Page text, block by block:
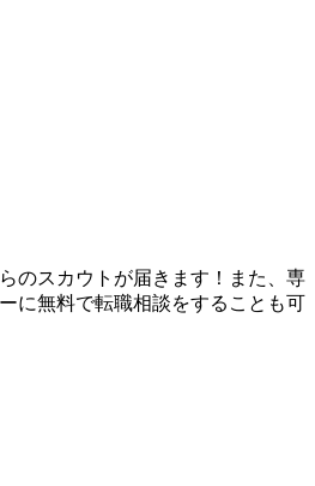
のスカウトが届きます！また、専
に無料で転職相談をすることも可